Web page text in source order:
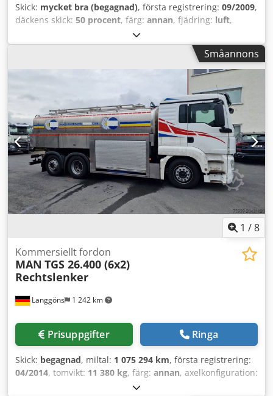
Skick: mycket bra (begagnad), första registrering: 09/2009,
däckens skick: 50 procent, färg: annan, fjädring: luft,
, Utrustning:
alternativ och tillbehör = Codpfx Alozcbq Uo Dsrf Övrigt -
Hydraulik Övrigt - Luftfjädring = Anmärkningar =
Konstruktion Tankvolym: 20 000 liter = Mer information =
Däckmönster: 50 % Bromsar: Skivbromsar Tekniskt skick:
mycket bra Visuellt skick: mycket bra
Småannons
1 /8
Langgöns 1 242 km
Kommersiellt fordon
MAN TGS 26.400 (6x2)
Rechtslenker
Prisuppgifter Ringa
Skick: begagnad, miltal: 1 075 294 km, första registrering:
04/2014, tomvikt: 11 380 kg, färg: annan, axelkonfiguration:
, växeltyp: